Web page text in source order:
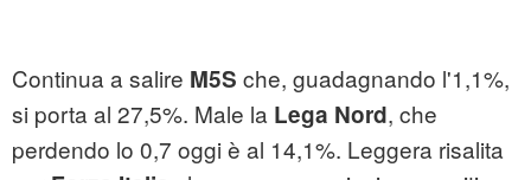
Continua a salire M5S che, guadagnando l'1,1%,
si porta al 27,5%. Male la Lega Nord, che
perdendo lo 0,7 oggi è al 14,1%. Leggera risalita